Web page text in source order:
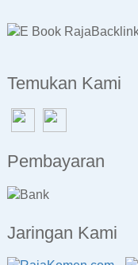
Temukan Kami
Pembayaran
Jaringan Kami